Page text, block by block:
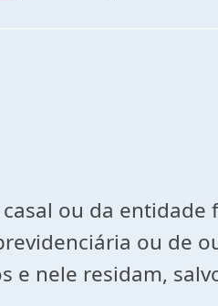
ou da entidade
ou de
nele residam,